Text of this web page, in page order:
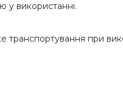
у використанні.
транспортування при